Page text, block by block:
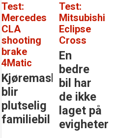
Test:
Mercedes
CLA
shooting
brake
4Matic
Kjøremaskinen
blir
plutselig
familiebil
Test:
Mitsubishi
Eclipse
Cross
En
bedre
bil har
de ikke
laget på
evigheter